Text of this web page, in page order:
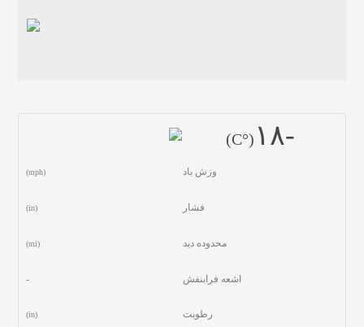
-١٨ (°C)
وزش باد (mph)
فشار (in)
محدوده دید (mi)
اشعه فرابنفش -
رطوبت (in)